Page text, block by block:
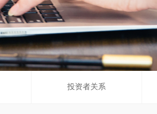
投资者关系